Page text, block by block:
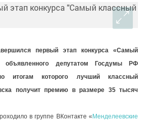
первый этап конкурса «Самый
депутатом Госдумы РФ
итогам которого лучший классный
получит премию в размере 35 тысяч
в группе ВКонтакте « Менделеевские